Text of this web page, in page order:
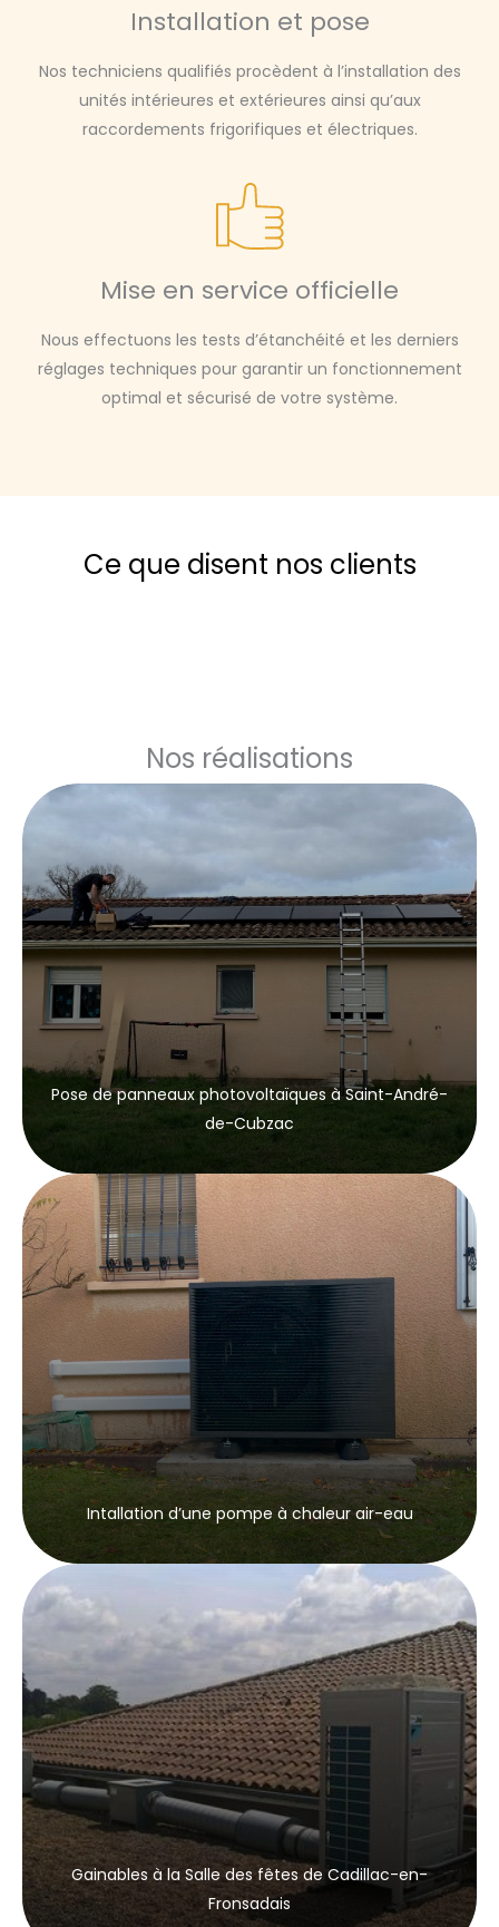
Installation et pose
Nos techniciens qualifiés procèdent à l’installation des
unités intérieures et extérieures ainsi qu’aux
raccordements frigorifiques et électriques.
Mise en service officielle
Nous effectuons les tests d’étanchéité et les derniers
réglages techniques pour garantir un fonctionnement
optimal et sécurisé de votre système.
Ce que disent nos clients
Nos réalisations
Pose de panneaux photovoltaïques à Saint-André-
de-Cubzac
Intallation d’une pompe à chaleur air-eau
Gainables à la Salle des fêtes de Cadillac-en-
Fronsadais